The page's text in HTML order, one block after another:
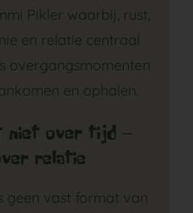
Pikler waarbij, rust,
en relatie centraal
overgangsmomenten
en ophalen.
niet over tijd –
relatie
geen vast format van